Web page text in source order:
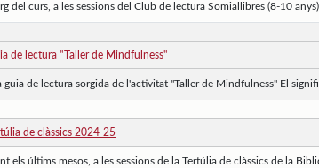
del curs, a les sessions del Club de lectura Somiallibres (8-10 anys)
de lectura "Taller de Mindfulness"
guia de lectura sorgida de l'activitat "Taller de Mindfulness" El
de clàssics 2024-25
els últims mesos, a les sessions de la Tertúlia de clàssics de la